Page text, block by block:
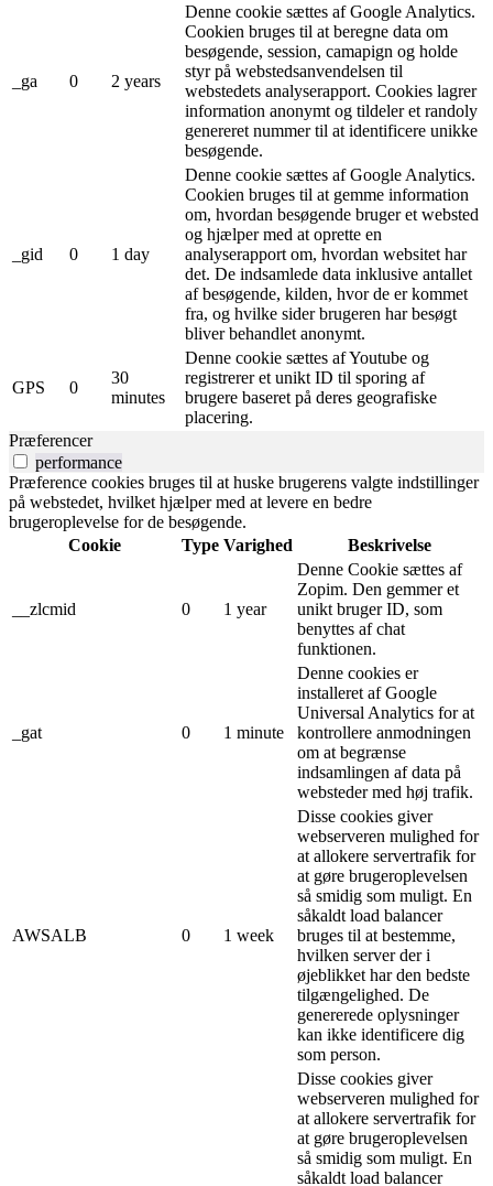
_ga 0 2 years
Denne cookie sættes af Google Analytics.
Cookien bruges til at beregne data om
besøgende, session, camapign og holde
styr på webstedsanvendelsen til
webstedets analyserapport. Cookies lagrer
information anonymt og tildeler et randoly
genereret nummer til at identificere unikke
besøgende.
_gid 0 1 day
Denne cookie sættes af Google Analytics.
Cookien bruges til at gemme information
om, hvordan besøgende bruger et websted
og hjælper med at oprette en
analyserapport om, hvordan websitet har
det. De indsamlede data inklusive antallet
af besøgende, kilden, hvor de er kommet
fra, og hvilke sider brugeren har besøgt
bliver behandlet anonymt.
GPS 0
30
minutes
Denne cookie sættes af Youtube og
registrerer et unikt ID til sporing af
brugere baseret på deres geografiske
placering.
Præferencer
performance
Præference cookies bruges til at huske brugerens valgte indstillinger
på webstedet, hvilket hjælper med at levere en bedre
brugeroplevelse for de besøgende.
Cookie
Type Varighed Beskrivelse
__zlcmid 0 1 year
Denne Cookie sættes af
Zopim. Den gemmer et
unikt bruger ID, som
benyttes af chat
funktionen.
_gat 0 1 minute
Denne cookies er
installeret af Google
Universal Analytics for at
kontrollere anmodningen
om at begrænse
indsamlingen af ​​data på
websteder med høj trafik.
AWSALB 0 1 week
Disse cookies giver
webserveren mulighed for
at allokere servertrafik for
at gøre brugeroplevelsen
så smidig som muligt. En
såkaldt load balancer
bruges til at bestemme,
hvilken server der i
øjeblikket har den bedste
tilgængelighed. De
genererede oplysninger
kan ikke identificere dig
som person.
Disse cookies giver
webserveren mulighed for
at allokere servertrafik for
at gøre brugeroplevelsen
så smidig som muligt. En
såkaldt load balancer